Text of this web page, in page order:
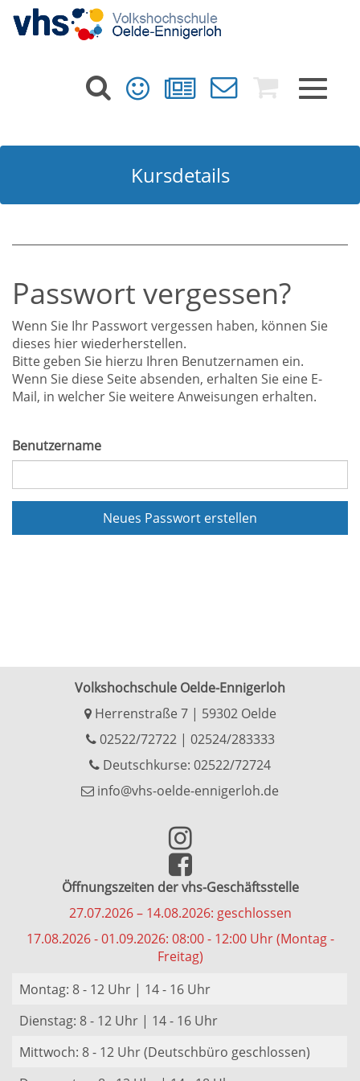
Toggle
Kursdetails
Passwort vergessen?
Wenn Sie Ihr Passwort vergessen haben, können Sie
dieses hier wiederherstellen.
Bitte geben Sie hierzu Ihren Benutzernamen ein.
Wenn Sie diese Seite absenden, erhalten Sie eine E-
Mail, in welcher Sie weitere Anweisungen erhalten.
Benutzername
Neues Passwort erstellen
Volkshochschule Oelde-Ennigerloh
Herrenstraße 7 | 59302 Oelde
02522/72722| 02524/283333
Deutschkurse: 02522/72724
info@vhs-oelde-ennigerloh.de
Öffnungszeiten der vhs-Geschäftsstelle
27.07.2026 – 14.08.2026: geschlossen
17.08.2026 - 01.09.2026: 08:00 - 12:00 Uhr (Montag -
Freitag)
Montag: 8 - 12 Uhr | 14 - 16 Uhr
Dienstag: 8 - 12 Uhr | 14 - 16 Uhr
Mittwoch: 8 - 12 Uhr (Deutschbüro geschlossen)